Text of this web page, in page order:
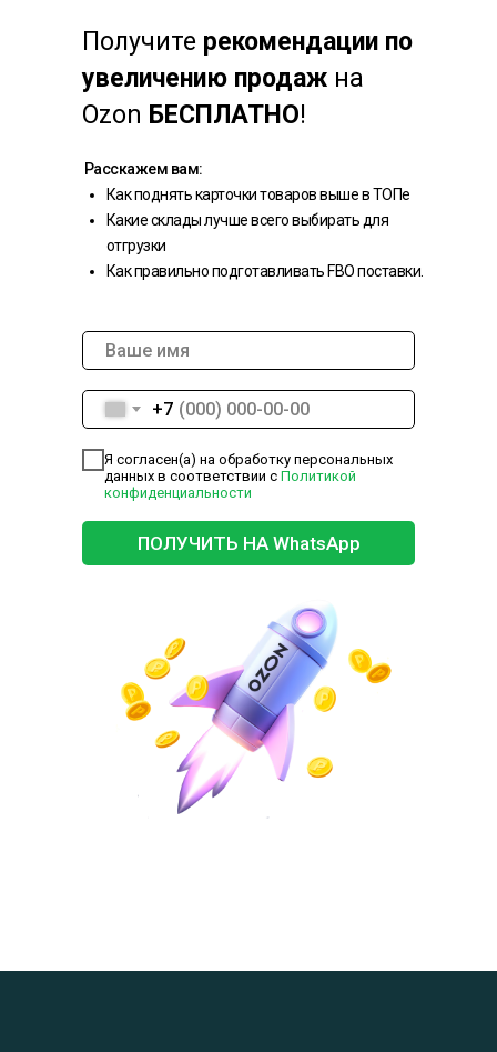
+7
Я согласен(а) на обработку персональных
данных в соответствии с Политикой
конфиденциальности
ПОЛУЧИТЬ НА WhatsApp
Расскажем вам:
Как поднять карточки товаров выше в ТОПе
Какие склады лучше всего выбирать для
отгрузки
Как правильно подготавливать FBO поставки.
Получите рекомендации по
увеличению продаж на
Ozon БЕСПЛАТНО!